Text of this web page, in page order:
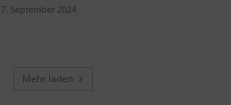
7. September 2024
Mehr laden